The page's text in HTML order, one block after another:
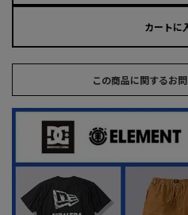
カートに
この商品に関するお